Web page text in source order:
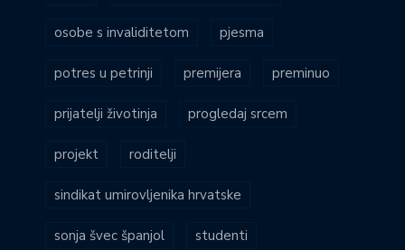
osobe s invaliditetom pjesma
potres u petrinji premijera preminuo
prijatelji životinja progledaj srcem
projekt roditelji
sindikat umirovljenika hrvatske
sonja švec španjol studenti